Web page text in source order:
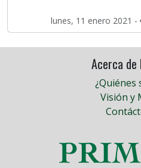
lunes, 11 enero 2021 -
Acerca de
¿Quiénes
Visión y